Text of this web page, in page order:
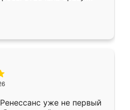
в субботу, подошёл к
Собрали
аккуратно, даже
уже не первый